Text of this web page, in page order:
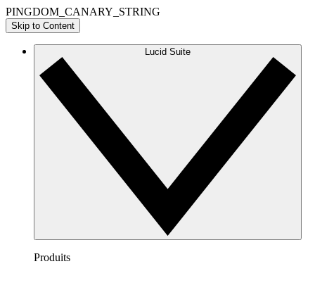
PINGDOM_CANARY_STRING
Skip to Content
Lucid Suite
Produits